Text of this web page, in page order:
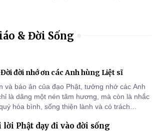
& Đời Sống
đời nhớ ơn các Anh hùng Liệt sĩ
và báo ân của đạo Phật, tưởng nhớ các Anh
là dâng một nén tâm hương, mà còn là nhắc
hòa bình, sống thiện lành và có trách
lời Phật dạy đi vào đời sống